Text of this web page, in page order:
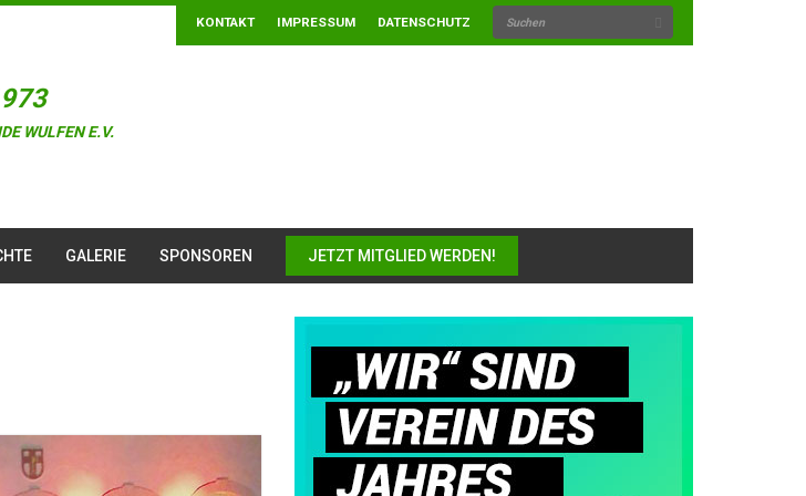
KONTAKT IMPRESSUM DATENSCHUTZ
WULFEN E.V.
GALERIE SPONSOREN JETZT MITGLIED WERDEN!